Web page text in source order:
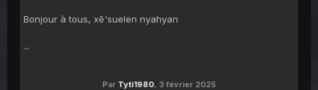
Bonjour à tous, xē'suelen nyahyan
...
Par Tyti1980, 3 février 2025